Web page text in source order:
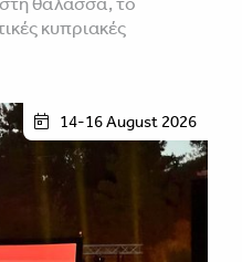
κυπριακές
14-16 August 2026